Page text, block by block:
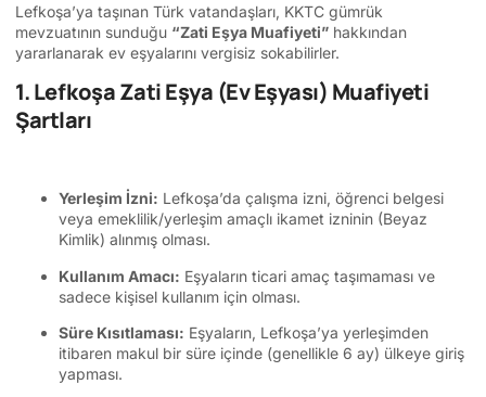
Lefkoşa’ya taşınan Türk vatandaşları, KKTC gümrük
mevzuatının sunduğu “Zati Eşya Muafiyeti” hakkından
yararlanarak ev eşyalarını vergisiz sokabilirler.
1. Lefkoşa Zati Eşya (Ev Eşyası) Muafiyeti
Şartları
Yerleşim İzni: Lefkoşa’da çalışma izni, öğrenci belgesi
veya emeklilik/yerleşim amaçlı ikamet izninin (Beyaz
Kimlik) alınmış olması.
Kullanım Amacı: Eşyaların ticari amaç taşımaması ve
sadece kişisel kullanım için olması.
Süre Kısıtlaması: Eşyaların, Lefkoşa’ya yerleşimden
itibaren makul bir süre içinde (genellikle 6 ay) ülkeye giriş
yapması.